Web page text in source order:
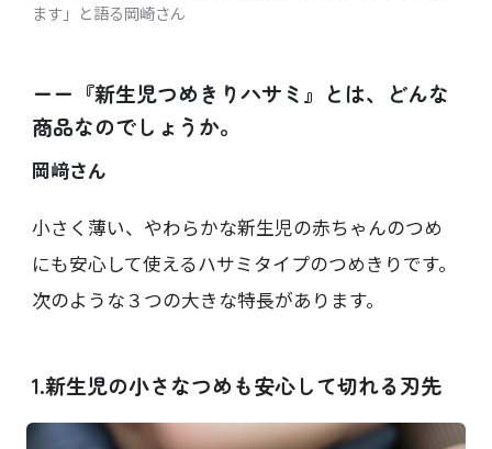
ます」と語る岡崎さん
ーー『新生児つめきりハサミ』とは、どんな
商品なのでしょうか。
岡﨑さん
小さく薄い、やわらかな新生児の赤ちゃんのつめ
にも安心して使えるハサミタイプのつめきりです。
次のような３つの大きな特長があります。
1.新生児の小さなつめも安心して切れる刃先